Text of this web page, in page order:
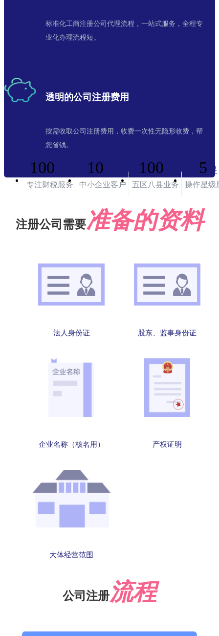
标准化工商注册公司代理流程，一站式服务，全程专
业化办理流程短。
透明的公司注册费用
按需收取公司注册费用，收费一次性无隐形收费，帮
您省钱。
100
专注财税服务
10
中小企业客户
100
五区八县业务
5 星
操作星级
注册公司需要准备的资料
法人身份证 股东、监事身份证
企业名称（核名用） 产权证明
大体经营范围
公司注册流程